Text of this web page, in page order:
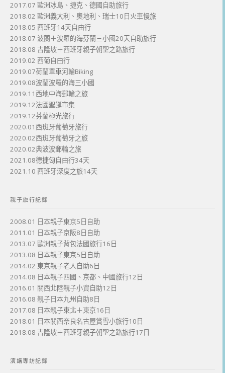
2017.07 歐洲冰島、捷克、德國自助旅行
2018.02 歐洲義大利、奧地利、瑞士10日火車慢旅
2018.05 西班牙14天自由行
2018.07 波蘭＋波羅的海芬蘭三小國20天自助旅行
2018.08 吉隆坡＋西班牙親子朝聖之路旅行
2019.02 西葡自由行
2019.07荷蘭單車河輪Biking
2019.08波蘭波羅的海三小國
2019.11西地中海郵輪之旅
2019.12法國聖誕市集
2019.12芬蘭極光旅行
2020.01西班牙葡萄牙旅行
2020.02西班牙葡萄牙之旅
2020.02典波波郵輪之旅
2021.08德捷匈自由行34天
2021.10 西班牙深度之旅14天
親子旅行記錄
2008.01 日本親子東京5日自助
2011.01 日本親子京阪8日自助
2013.07 歐洲親子背包法國旅行16日
2013.08 日本親子東京5日自助
2014.02 東京親子老人自助6日
2014.08 日本親子四國、京都、中國旅行12日
2016.01 關西北陸親子小資自助12日
2016.08 親子日本九州自助8日
2017.08 日本親子東北＋東京16日
2018.01 日本關西奈良名古屋賞雪小旅行10日
2018.08 吉隆坡＋西班牙親子朝聖之路旅行17日
演講專訪記錄